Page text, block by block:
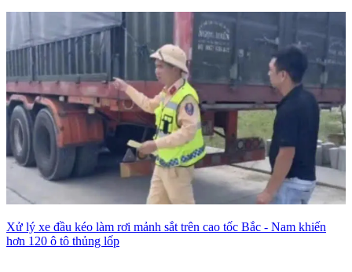
Xử lý xe đầu kéo làm rơi mảnh sắt trên cao tốc Bắc - Nam khiến
hơn 120 ô tô thủng lốp